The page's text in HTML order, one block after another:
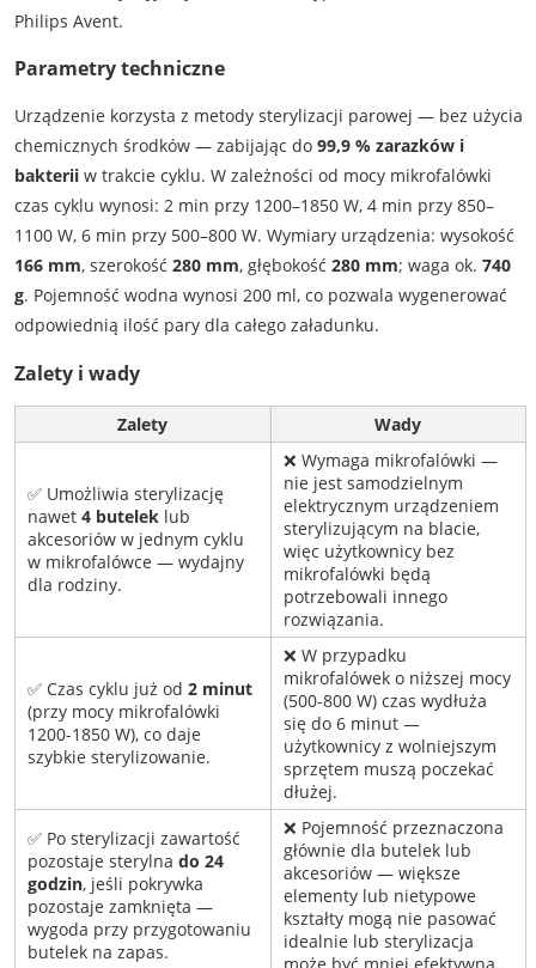
Philips Avent.
Parametry techniczne
Urządzenie korzysta z metody sterylizacji parowej — bez użycia
chemicznych środków — zabijając do 99,9 % zarazków i
bakteriiw trakcie cyklu. W zależności od mocy mikrofalówki
czas cyklu wynosi: 2 min przy 1200–1850 W, 4 min przy 850–
1100 W, 6 min przy 500–800 W. Wymiary urządzenia: wysokość
166 mm, szerokość 280 mm, głębokość 280 mm; waga ok. 740
g. Pojemność wodna wynosi 200 ml, co pozwala wygenerować
odpowiednią ilość pary dla całego załadunku.
Zalety i wady
Zalety Wady
✅ Umożliwia sterylizację
nawet 4 buteleklub
akcesoriów w jednym cyklu
w mikrofalówce — wydajny
dla rodziny.
❌ Wymaga mikrofalówki —
nie jest samodzielnym
elektrycznym urządzeniem
sterylizującym na blacie,
więc użytkownicy bez
mikrofalówki będą
potrzebowali innego
rozwiązania.
✅ Czas cyklu już od 2 minut
(przy mocy mikrofalówki
1200-1850 W), co daje
szybkie sterylizowanie.
❌ W przypadku
mikrofalówek o niższej mocy
(500-800 W) czas wydłuża
się do 6 minut —
użytkownicy z wolniejszym
sprzętem muszą poczekać
dłużej.
✅ Po sterylizacji zawartość
pozostaje sterylna do 24
godzin, jeśli pokrywka
pozostaje zamknięta —
wygoda przy przygotowaniu
butelek na zapas.
❌ Pojemność przeznaczona
głównie dla butelek lub
akcesoriów — większe
elementy lub nietypowe
kształty mogą nie pasować
idealnie lub sterylizacja